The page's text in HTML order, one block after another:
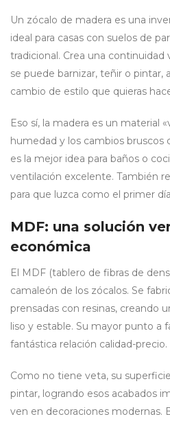
Un zócalo de madera es una
ideal para casas con suelos de
tradicional. Crea una continuidad
se puede barnizar, teñir o pintar,
cambio de estilo que quieras
Eso sí, la madera es un material
humedad y los cambios bruscos
es la mejor idea para baños o
ventilación excelente. También
para que luzca como el primer
MDF: una solución
económica
El MDF (tablero de fibras de
camaleón de los zócalos. Se
prensadas con resinas, creando
liso y estable. Su mayor punto a
fantástica relación calidad-precio.
Como no tiene veta, su
pintar, logrando esos acabados
ven en decoraciones modernas.